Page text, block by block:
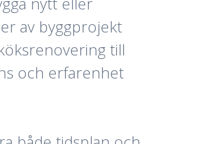
av byggprojekt
till
och erfarenhet